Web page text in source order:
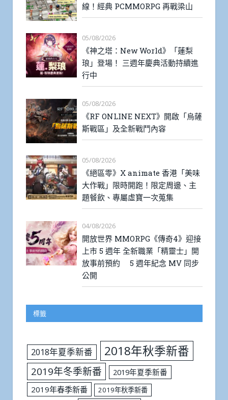
線！經典 PCMMORPG 再戰梁山
05/08/2026
《神之塔：New World》「蓮梨
琅」登場！ 三週年慶典活動持續進
行中
05/08/2026
《RF ONLINE NEXT》開啟「烏薩
斯戰區」及全新戰鬥內容
05/08/2026
《絕區零》X animate 香港「美味
大作戰」限時開跑！限定周邊、主
題餐飲、專屬虛寶一次蒐集
04/08/2026
開放世界 MMORPG《傳奇4》迎接
上市 5 週年 全新職業「精靈士」開
放事前預約 5 週年紀念 MV 同步
公開
標籤
2018年夏季新番 2018年秋季新番
2019年冬季新番
2019年夏季新番
2019年春季新番
2019年秋季新番